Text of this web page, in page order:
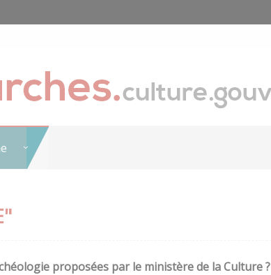
proposées par le ministère de la Culture ?